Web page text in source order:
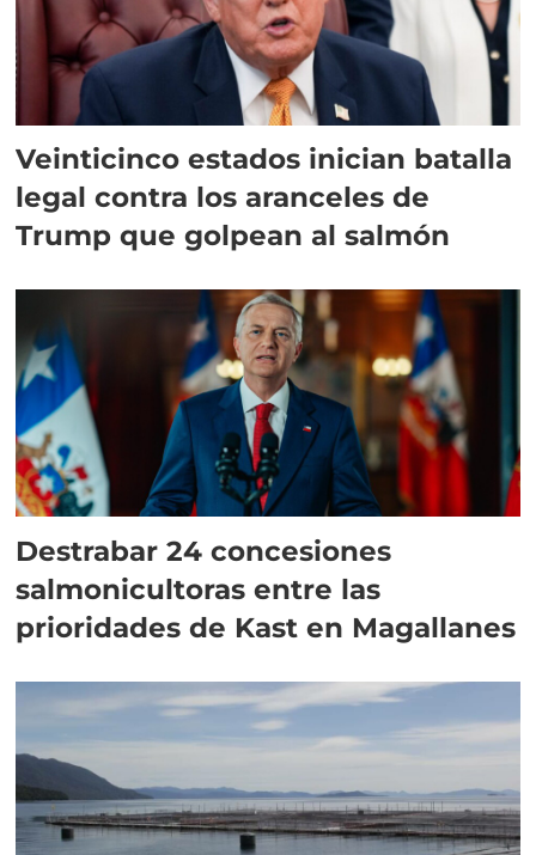
Veinticinco estados inician batalla
legal contra los aranceles de
Trump que golpean al salmón
Destrabar 24 concesiones
salmonicultoras entre las
prioridades de Kast en Magallanes